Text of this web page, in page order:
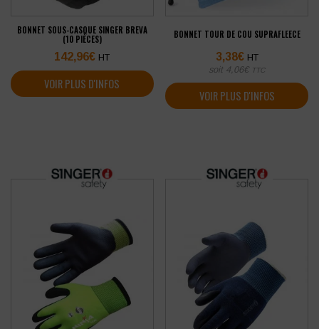
BONNET SOUS-CASQUE SINGER BREVA
(10 PIÈCES)
142,96€ HT
VOIR PLUS D'INFOS
BONNET TOUR DE COU SUPRAFLEECE
3,38€ HT
soit 4,06€ TTC
VOIR PLUS D'INFOS